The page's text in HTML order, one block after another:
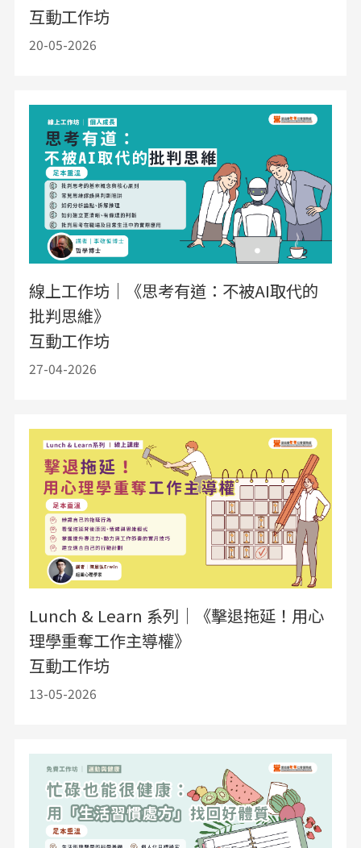
互動工作坊
20-05-2026
線上工作坊｜《思考有道：不被AI取代的
批判思維》
互動工作坊
27-04-2026
Lunch & Learn 系列｜《擊退拖延！用心
理學重奪工作主導權》
互動工作坊
13-05-2026